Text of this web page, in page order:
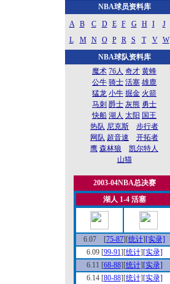
NBA球员资料库
A
B C D E F G H I J
L
M N O P R S T V W
NBA球队资料库
魔术 76人 奇才 黄蜂
公牛 骑士 活塞 雄鹿
猛龙 小牛 掘金 火箭
马刺 爵士 灰熊 勇士
快船 湖人 太阳 国王
热队 尼克斯
步行者
网队 超音速
开拓者
鹰 森林狼
凯尔特人
山猫
2003-04NBA总决赛
湖人 1-4 活塞
6.07 [75-87][统计] [实录]
6.09 [99-91][统计][实录]
6.11 [68-88][统计] [实录]
6.14 [80-88][统计][实录]